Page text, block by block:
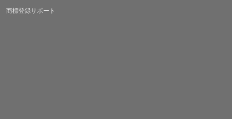
商標登録サポート